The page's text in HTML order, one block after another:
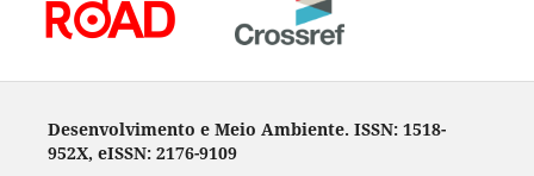
Desenvolvimento e Meio Ambiente. ISSN: 1518-
952X, eISSN: 2176-9109